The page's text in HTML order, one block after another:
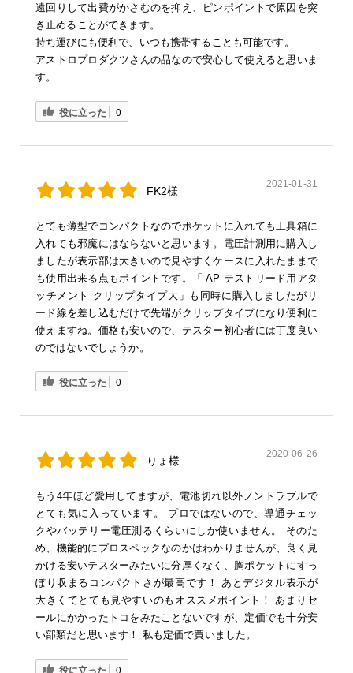
遠回りして出費がかさむのを抑え、ピンポイントで原因を突
き止めることができます。
持ち運びにも便利で、いつも携帯することも可能です。
アストロプロダクツさんの品なので安心して使えると思いま
す。
役に立った 0
FK2様
2021-01-31
とても薄型でコンパクトなのでポケットに入れても工具箱に
入れても邪魔にはならないと思います。電圧計測用に購入し
ましたが表示部は大きいので見やすくケースに入れたままで
も使用出来る点もポイントです。「 AP テストリード用アタ
ッチメント クリップタイプ大」も同時に購入しましたがリ
ード線を差し込むだけで先端がクリップタイプになり便利に
使えますね。価格も安いので、テスター初心者には丁度良い
のではないでしょうか。
役に立った 0
りょ様
2020-06-26
もう4年ほど愛用してますが、電池切れ以外ノントラブルで
とても気に入っています。 プロではないので、導通チェッ
クやバッテリー電圧測るくらいにしか使いません。 そのた
め、機能的にプロスペックなのかはわかりませんが、良く見
かける安いテスターみたいに分厚くなく、胸ポケットにすっ
ぽり収まるコンパクトさが最高です！ あとデジタル表示が
大きくてとても見やすいのもオススメポイント！ あまりセ
ールにかかったトコをみたことないですが、定価でも十分安
い部類だと思います！ 私も定価で買いました。
役に立った 0